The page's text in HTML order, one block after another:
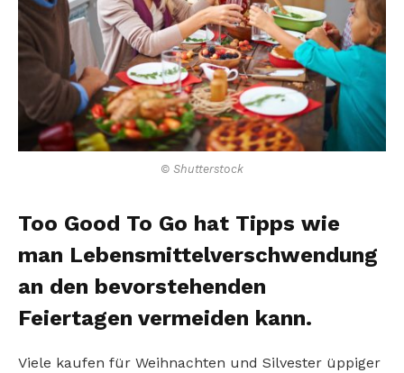
© Shutterstock
Too Good To Go hat Tipps wie
man Lebensmittelverschwendung
an den bevorstehenden
Feiertagen vermeiden kann.
Viele kaufen für Weihnachten und Silvester üppiger